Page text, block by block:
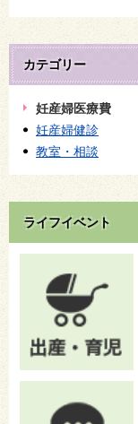
カテゴリー
妊産婦医療費
妊産婦健診
教室・相談
ライフイベント